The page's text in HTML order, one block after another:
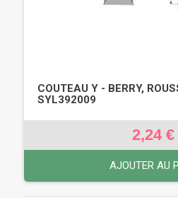
COUTEAU Y - BERRY,
SYL392009
2,24 €
AJOUTER AU